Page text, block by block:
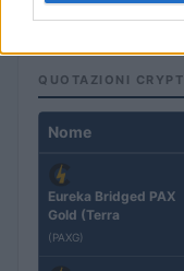
QUOTAZIONI
Nome
Eureka Bridged PAX
Gold (Terra
(PAXG)